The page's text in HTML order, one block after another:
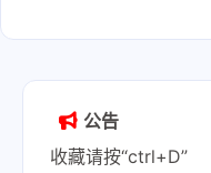
公告
收藏请按“ctrl+D”